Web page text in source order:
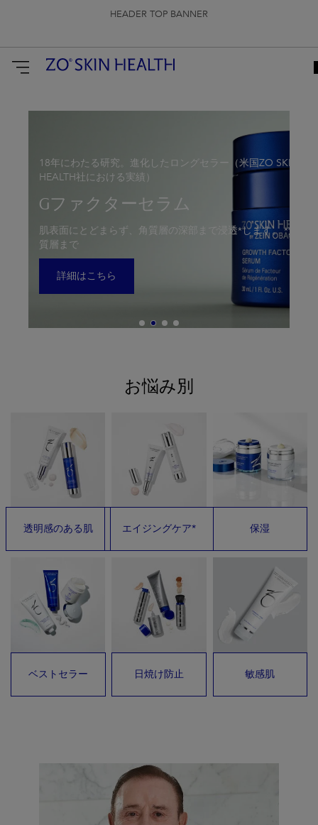
HEADER TOP BANNER
Skin
Japan
18年にわたる研究。進化したロングセラー（米国ZO SKIN
HEALTH社における実績）
Gファクターセラム
肌表面にとどまらず、角質層の深部まで浸透*します。 *角
質層まで
詳細はこちら
お悩み別
透明感のある肌 エイジングケア* 保湿
ベストセラー 日焼け防止 敏感肌